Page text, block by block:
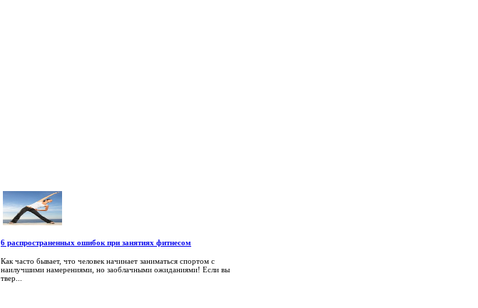
6 распространенных ошибок при занятиях фитнесом
Как часто бывает, что человек начинает заниматься спортом с
наилучшими намерениями, но заоблачными ожиданиями! Если вы
твер...